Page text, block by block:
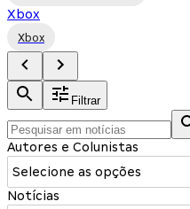
Xbox
Xbox
Filtrar
Autores e Colunistas
Selecione as opções
Notícias